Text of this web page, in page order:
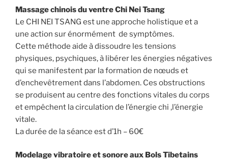
Massage chinois du ventre Chi Nei Tsang
Le CHI NEI TSANG est une approche holistique et a
une action sur énormément de symptômes.
Cette méthode aide à dissoudre les tensions
physiques, psychiques, à libérer les énergies négatives
qui se manifestent par la formation de nœuds et
d’enchevêtrement dans l’abdomen. Ces obstructions
se produisent au centre des fonctions vitales du corps
et empêchent la circulation de l’énergie chi ,l’énergie
vitale.
La durée de la séance est d’1h – 60€
Modelage vibratoire et sonore aux Bols Tibetains